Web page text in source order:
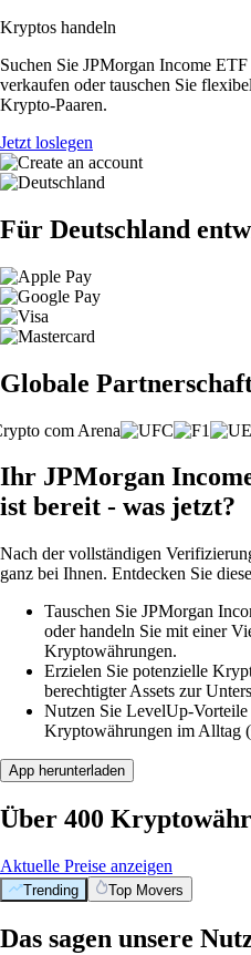
Kryptos handeln
Suchen Sie JPMorgan Income
verkaufen oder tauschen Sie
Krypto-Paaren.
Jetzt loslegen
Für Deutschland
Globale
Ihr JPMorgan
ist bereit - was jetzt?
Nach der vollständigen
ganz bei Ihnen. Entdecken Sie
Tauschen Sie JPMorgan
oder handeln Sie mit einer
Kryptowährungen.
Erzielen Sie potenzielle
berechtigter Assets zur
Nutzen Sie LevelUp-
Kryptowährungen im Alltag
App herunterladen
Über 400
Aktuelle Preise anzeigen
Trending Top Movers
Das sagen unsere